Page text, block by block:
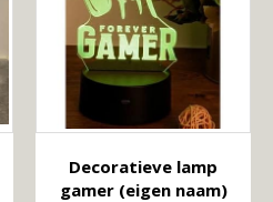
Decoratieve lamp
gamer (eigen naam)